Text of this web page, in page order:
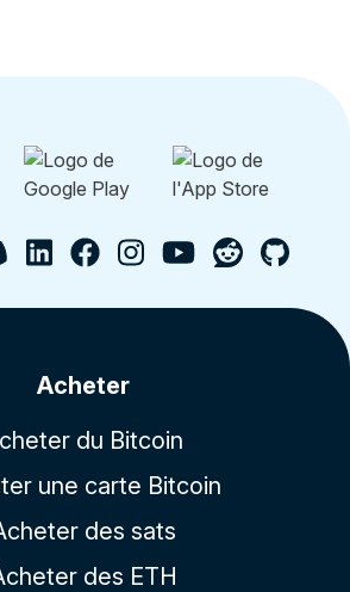
Acheter
du Bitcoin
une carte Bitcoin
des sats
des ETH